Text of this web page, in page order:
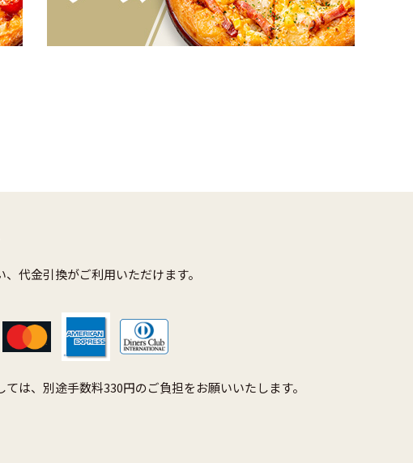
代金引換がご利用いただけます。
は、別途手数料330円のご負担をお願いいたします。